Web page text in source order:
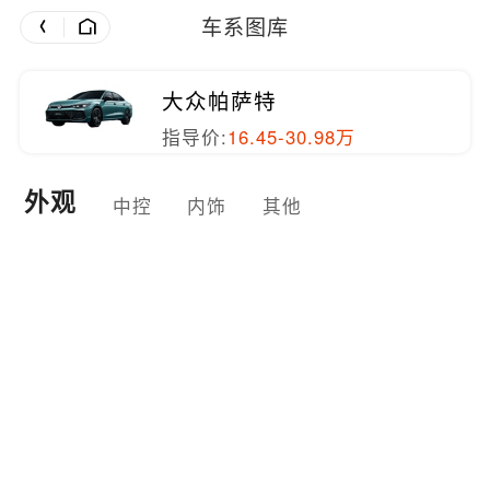
车系图库
大众帕萨特
指导价:16.45-30.98万
外观 中控 内饰 其他